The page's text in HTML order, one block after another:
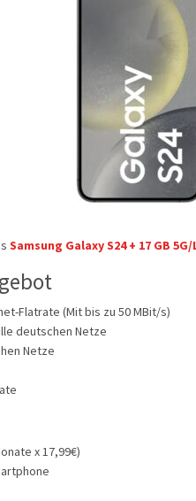
Samsung Galaxy S24 + 17 GB
Flatrate (Mit bis zu 50 MBit/s)
deutschen Netze
Netze
x 17,99€)